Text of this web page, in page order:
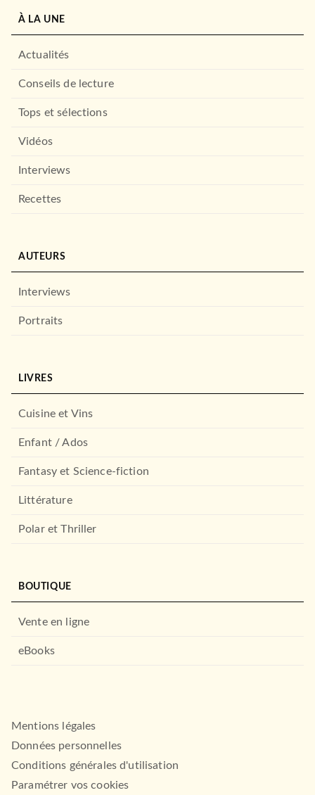
Felix Culpa - The Elite Tome
À LA UNE
Actualités
Conseils de lecture
Tops et sélections
Vidéos
Interviews
Recettes
AUTEURS
Interviews
Portraits
LIVRES
Cuisine et Vins
Enfant / Ados
Fantasy et Science-fiction
Littérature
Polar et Thriller
BOUTIQUE
Vente en ligne
eBooks
Mentions légales
Données personnelles
Conditions générales d'utilisation
Paramétrer vos cookies